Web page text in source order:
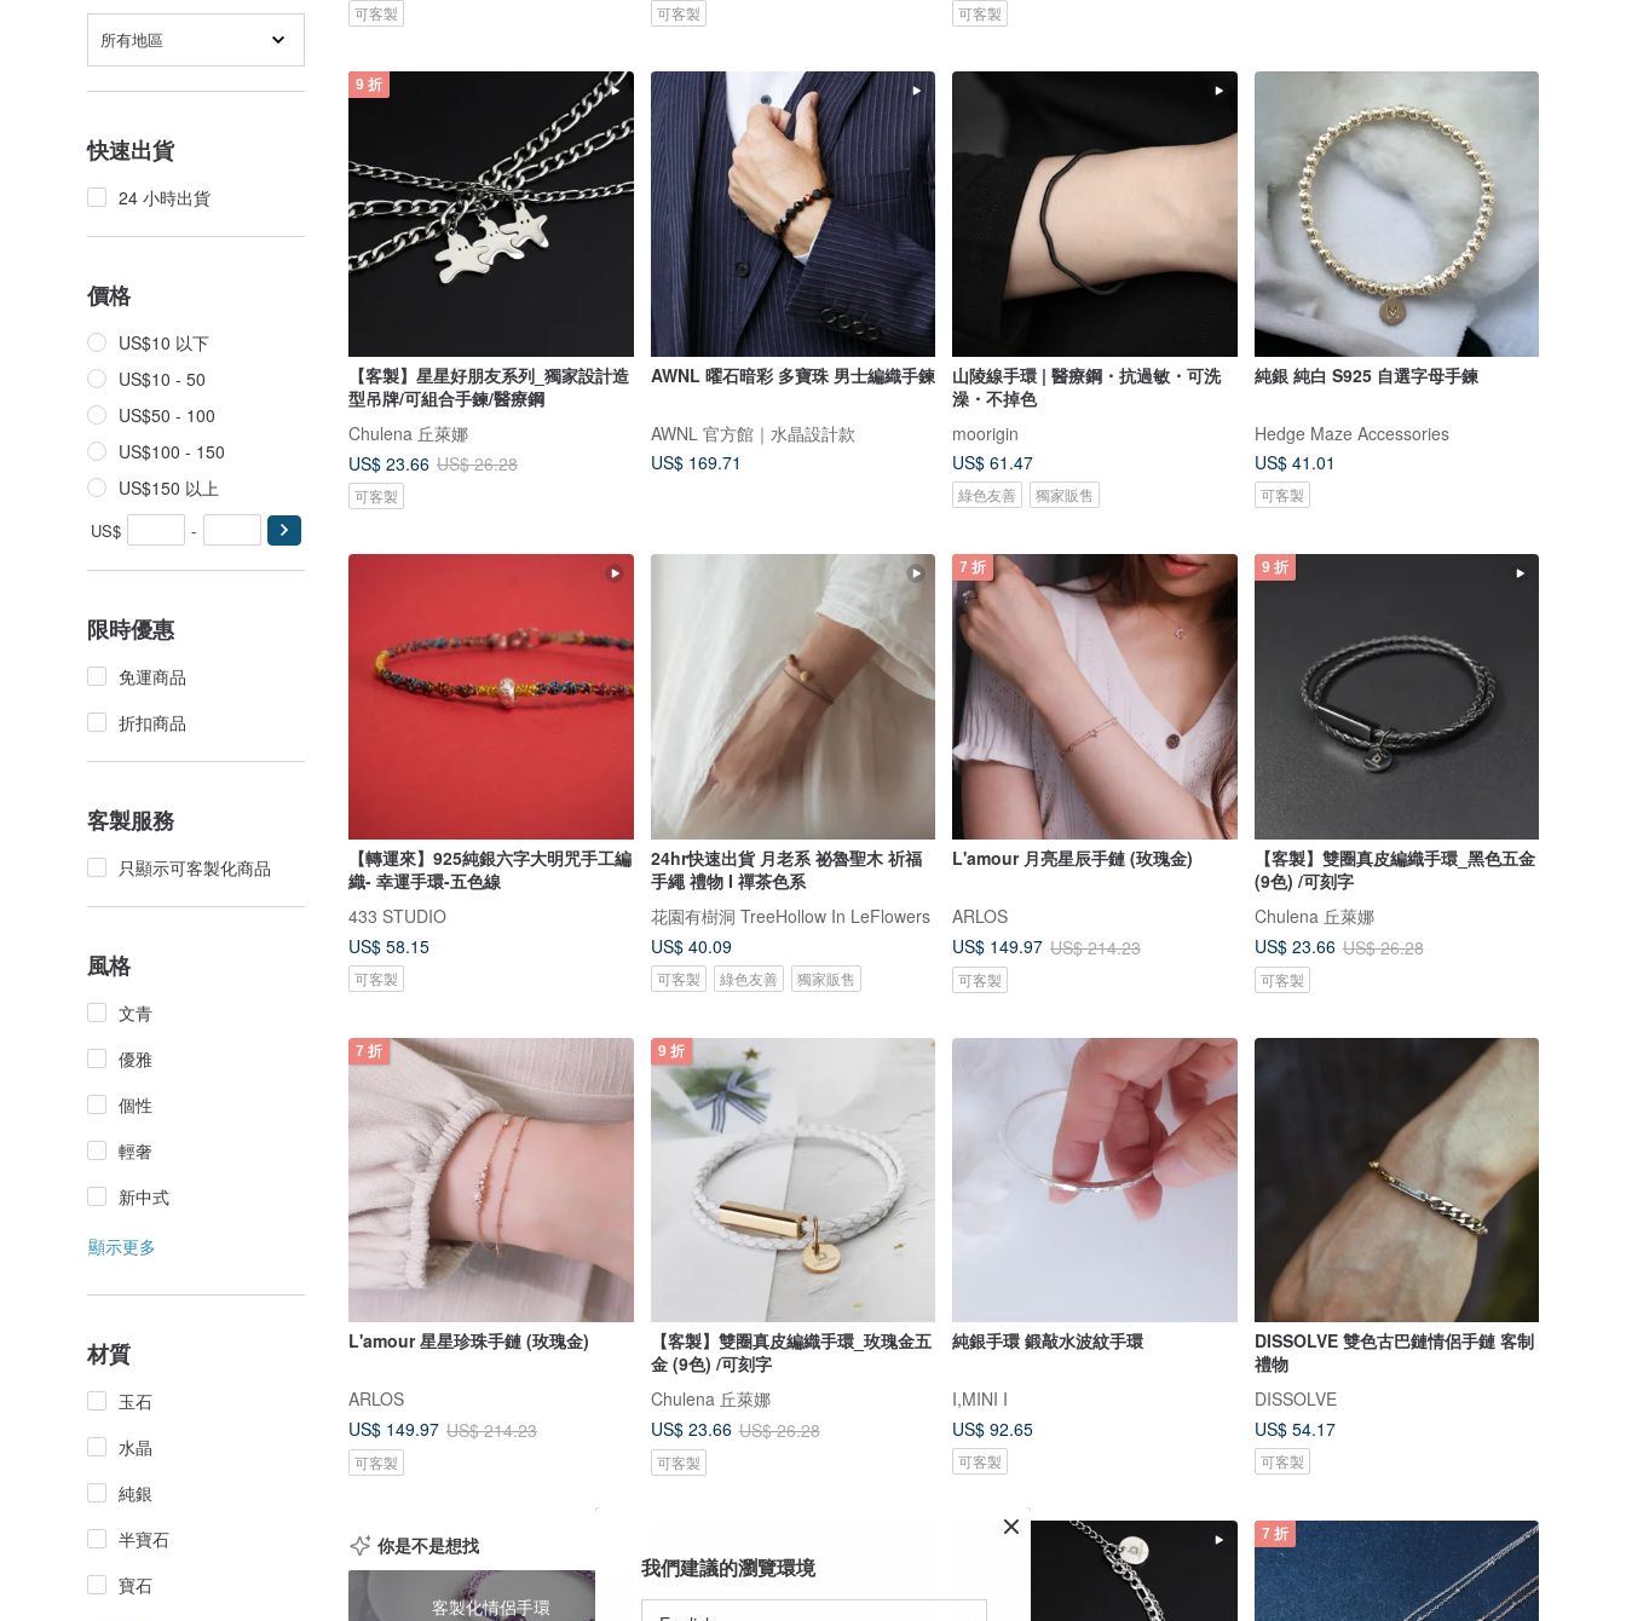
所有地區
快速出貨
24 小時出貨
價格
US$10 以下
US$10 - 50
US$50 - 100
US$100 - 150
US$150 以上
US$ -
限時優惠
免運商品
折扣商品
客製服務
只顯示可客製化商品
風格
文青
優雅
個性
輕奢
新中式
顯示更多
材質
玉石
水晶
純銀
半寶石
寶石
可客製 可客製 可客製
9 折
【客製】星星好朋友系列_獨家設計造
型吊牌/可組合手鍊/醫療鋼
Chulena 丘萊娜
US$ 23.66 US$ 26.28
可客製
AWNL 曜石暗彩 多寶珠 男士編織手鍊
AWNL 官方館｜水晶設計款
US$ 169.71
山陵線手環 | 醫療鋼・抗過敏・可洗
澡・不掉色
moorigin
US$ 61.47
綠色友善 獨家販售
純銀 純白 S925 自選字母手鍊
Hedge Maze Accessories
US$ 41.01
可客製
【轉運來】925純銀六字大明咒手工編
織- 幸運手環-五色線
433 STUDIO
US$ 58.15
可客製
24hr快速出貨 月老系 祕魯聖木 祈福
手繩 禮物 I 禪茶色系
花園有樹洞 TreeHollow In LeFlowers
US$ 40.09
可客製 綠色友善 獨家販售
7 折
L'amour 月亮星辰手鏈 (玫瑰金)
ARLOS
US$ 149.97 US$ 214.23
可客製
9 折
【客製】雙圈真皮編織手環_黑色五金
(9色) /可刻字
Chulena 丘萊娜
US$ 23.66 US$ 26.28
可客製
7 折
L'amour 星星珍珠手鏈 (玫瑰金)
ARLOS
US$ 149.97 US$ 214.23
可客製
9 折
【客製】雙圈真皮編織手環_玫瑰金五
金 (9色) /可刻字
Chulena 丘萊娜
US$ 23.66 US$ 26.28
可客製
純銀手環 鍛敲水波紋手環
I,MINI I
US$ 92.65
可客製
DISSOLVE 雙色古巴鏈情侶手鏈 客制
禮物
DISSOLVE
US$ 54.17
可客製
你是不是想找
客製化情侶手環
7 折
我們建議的瀏覽環境